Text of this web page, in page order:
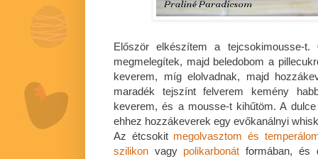
Először elkészítem a tejcsokimousse-
megmelegítek, majd beledobom a
keverem, míg elolvadnak, majd
maradék tejszínt felverem kemény
keverem, és a mousse-t kihűtöm. A
ehhez hozzákeverek egy evőkanálnyi
Az étcsokit megolvasztom és
szilikon vagy polikarbonát formában, és